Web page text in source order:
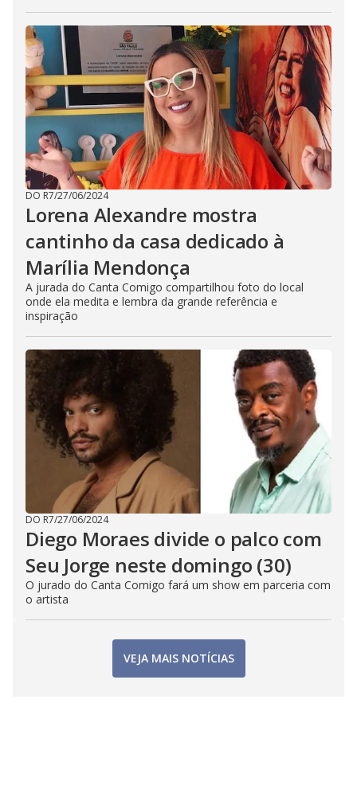
DO R7/27/06/2024
Lorena Alexandre mostra
cantinho da casa dedicado à
Marília Mendonça
A jurada do Canta Comigo compartilhou foto do local
onde ela medita e lembra da grande referência e
inspiração
DO R7/27/06/2024
Diego Moraes divide o palco com
Seu Jorge neste domingo (30)
O jurado do Canta Comigo fará um show em parceria com
o artista
VEJA MAIS NOTÍCIAS